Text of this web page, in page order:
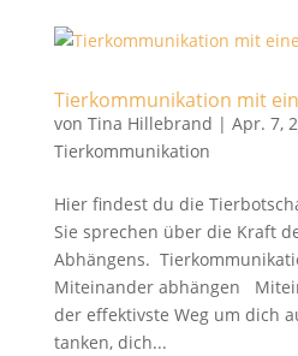
Tierkommunikation mit
von Tina Hillebrand | Apr. 7,
Tierkommunikation
Hier findest du die
Sie sprechen über die Kraft
Abhängens.
Miteinander abhängen
der effektivste Weg um dich
tanken, dich...